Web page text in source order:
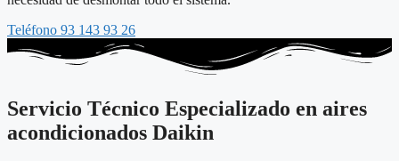
Teléfono 93 143 93 26
Servicio Técnico Especializado en aires
acondicionados Daikin